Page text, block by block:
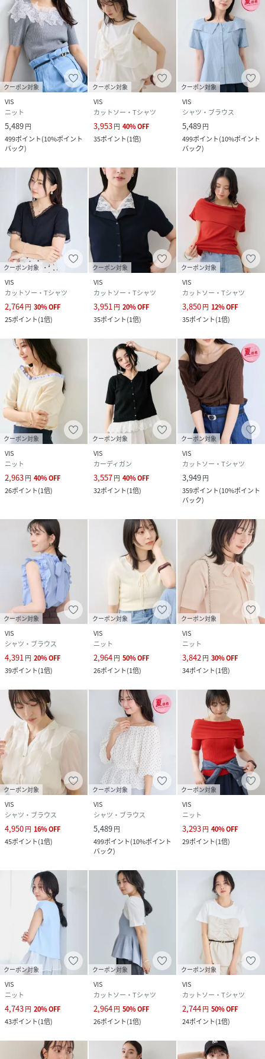
ボタン：なし
生地の厚さ：やや薄手
その他仕様：リボンは取り外し不可
季節：春、夏、秋
-----------------------------
【モデル着用サイズ】
身長：160cm着用サイズ：F
※画像の商品はサンプルです。実際の商品と仕様、加工、サ
イズが若干異なる場合がございます。
※画像によっては実際の色味と異なる場合があります。正し
性別タイプ レディース
原産国
ブラック（01）：中国｜キナリ（16）：中国｜
ダークブラウン（20）：中国｜サックス
（48）：中国
素材
ブラック（01）：（本体） ポリエステル 67%
綿 33% （別布） ポリエステル 100%｜キナリ
（16）：（本体） ポリエステル 67% 綿 33%
（20）：（本体） ポリエステル 67% 綿 33%
（別布） ポリエステル 100%｜サックス
（別布） ポリエステル 100%
サイズ
クリーニング
ブラック（01）：洗濯機（極弱）・漂白、タン
ブル乾燥、ドライクリーニング禁止
キナリ（16）：洗濯機（極弱）・漂白、タンブ
ル乾燥、ドライクリーニング禁止
ダークブラウン（20）：洗濯機（極弱）・漂
白、タンブル乾燥、ドライクリーニング禁止
サックス（48）：洗濯機（極弱）・漂白、タン
ブル乾燥、ドライクリーニング禁止
品番
RZ6884_BVM36180
クーポン対象
VIS
ニット
5,489円
499ポイント(10%ポイント
バック)
クーポン対象
VIS
カットソー・Tシャツ
3,953円 40%OFF
35ポイント(1倍)
クーポン対象
VIS
シャツ・ブラウス
5,489円
499ポイント(10%ポイント
バック)
クーポン対象
VIS
カットソー・Tシャツ
2,764円 30%OFF
25ポイント(1倍)
クーポン対象
VIS
カットソー・Tシャツ
3,951円 20%OFF
35ポイント(1倍)
クーポン対象
VIS
カットソー・Tシャツ
3,850円 12%OFF
35ポイント(1倍)
クーポン対象
VIS
ニット
2,963円 40%OFF
26ポイント(1倍)
クーポン対象
VIS
カーディガン
3,557円 40%OFF
32ポイント(1倍)
クーポン対象
VIS
カットソー・Tシャツ
3,949円
359ポイント(10%ポイント
バック)
クーポン対象
VIS
シャツ・ブラウス
4,391円 20%OFF
39ポイント(1倍)
クーポン対象
VIS
ニット
2,964円 50%OFF
26ポイント(1倍)
クーポン対象
VIS
ニット
3,842円 30%OFF
34ポイント(1倍)
クーポン対象
VIS
シャツ・ブラウス
4,950円 16%OFF
45ポイント(1倍)
クーポン対象
VIS
シャツ・ブラウス
5,489円
499ポイント(10%ポイント
バック)
クーポン対象
VIS
ニット
3,293円 40%OFF
29ポイント(1倍)
クーポン対象
VIS
ニット
4,743円 20%OFF
43ポイント(1倍)
クーポン対象
VIS
カットソー・Tシャツ
2,964円 50%OFF
26ポイント(1倍)
クーポン対象
VIS
カットソー・Tシャツ
2,744円 50%OFF
24ポイント(1倍)